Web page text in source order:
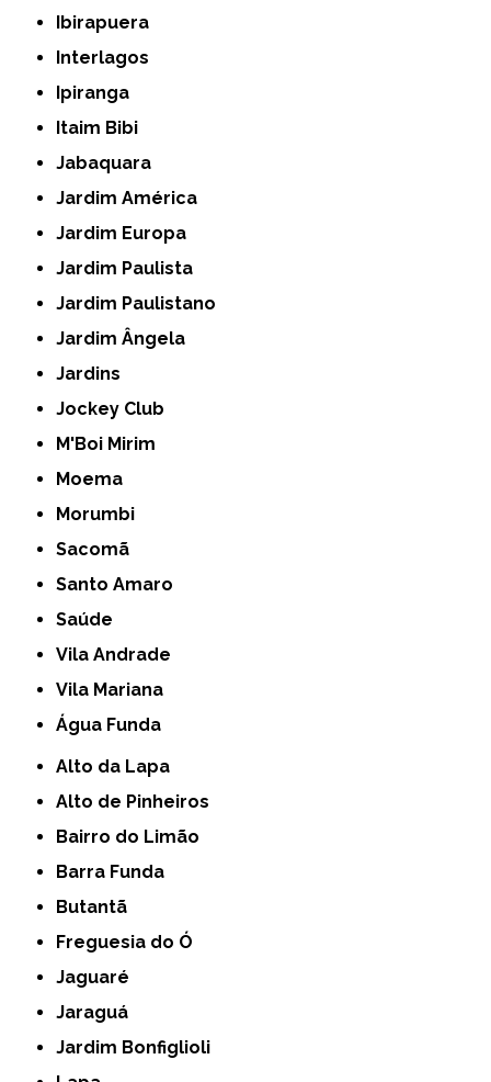
Ibirapuera
Interlagos
Ipiranga
Itaim Bibi
Jabaquara
Jardim América
Jardim Europa
Jardim Paulista
Jardim Paulistano
Jardim Ângela
Jardins
Jockey Club
M'Boi Mirim
Moema
Morumbi
Sacomã
Santo Amaro
Saúde
Vila Andrade
Vila Mariana
Água Funda
Alto da Lapa
Alto de Pinheiros
Bairro do Limão
Barra Funda
Butantã
Freguesia do Ó
Jaguaré
Jaraguá
Jardim Bonfiglioli